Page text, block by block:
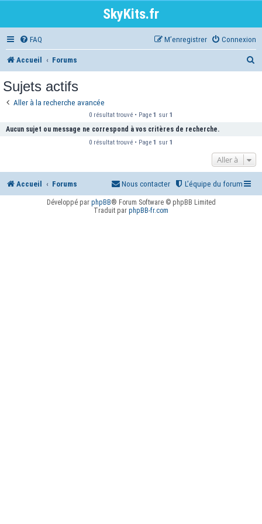
SkyKits.fr
FAQ Connexion
M’enregistrer
Accueil Forums
e
Sujets actifs
Aller à la recherche avancée
0 résultat trouvé • Page 1 sur 1
Aucun sujet ou message ne correspond à vos critères de recherche.
0 résultat trouvé • Page 1 sur 1
Aller à
Accueil Forums L’équipe du forum
Nous contacter
Développé par phpBB® Forum Software © phpBB Limited
Traduit par phpBB-fr.com